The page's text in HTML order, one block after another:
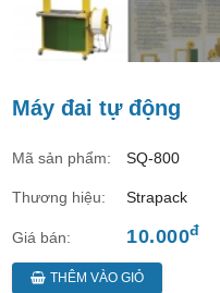
Máy đai tự động
Mã sản phẩm: SQ-800
Thương hiệu: Strapack
Giá bán: 10.000đ
THÊM VÀO GIỎ